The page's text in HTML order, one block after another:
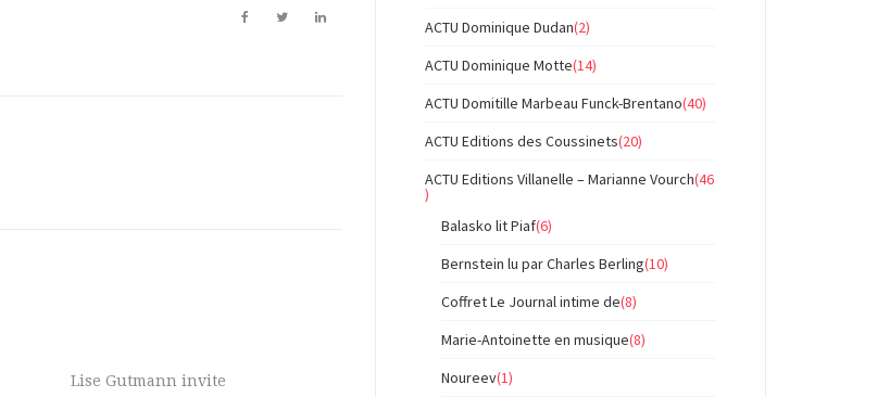
Lise Gutmann invite
ACTU Dominique Dudan(2)
ACTU Dominique Motte(14)
ACTU Domitille Marbeau Funck-Brentano(40)
ACTU Editions des Coussinets(20)
ACTU Editions Villanelle – Marianne Vourch(46
)
Balasko lit Piaf(6)
Bernstein lu par Charles Berling(10)
Coffret Le Journal intime de(8)
Marie-Antoinette en musique(8)
Noureev(1)